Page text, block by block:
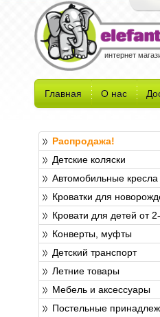
интернет
Главная О нас
Распродажа!
Детские коляски
Автомобильные кресла
Кроватки для
Кровати для детей от
Конверты, муфты
Детский транспорт
Летние товары
Мебель и аксессуары
Постельные